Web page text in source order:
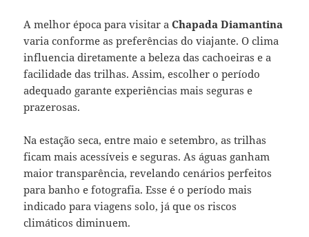
A melhor época para visitar aChapada Diamantina
varia conforme as preferências do viajante. O clima
influencia diretamente a beleza das cachoeiras e a
facilidade das trilhas. Assim, escolher o período
adequado garante experiências mais seguras e
prazerosas.
Na estação seca, entre maio e setembro, as trilhas
ficam mais acessíveis e seguras. As águas ganham
maior transparência, revelando cenários perfeitos
para banho e fotografia. Esse é o período mais
indicado para viagens solo, já que os riscos
climáticos diminuem.